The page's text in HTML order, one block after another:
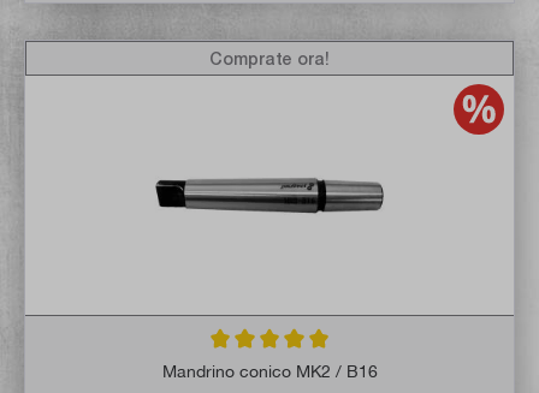
Valutazione media di 5 su 5 stelle
Mandrino conico MK2 / B16
Comprate ora!